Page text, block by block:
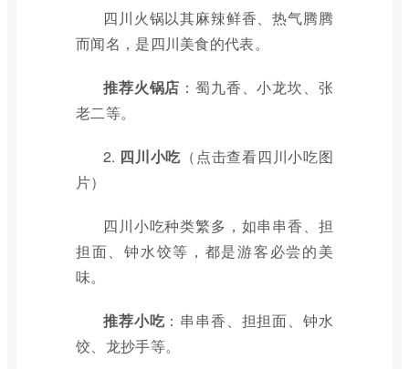
四川火锅以其麻辣鲜香、热气腾腾
而闻名，是四川美食的代表。
推荐火锅店 ：蜀九香、小龙坎、张
老二等。
2. 四川小吃 （点击查看四川小吃图
片）
四川小吃种类繁多，如串串香、担
担面、钟水饺等，都是游客必尝的美
味。
推荐小吃：串串香、担担面、钟水
饺、龙抄手等。